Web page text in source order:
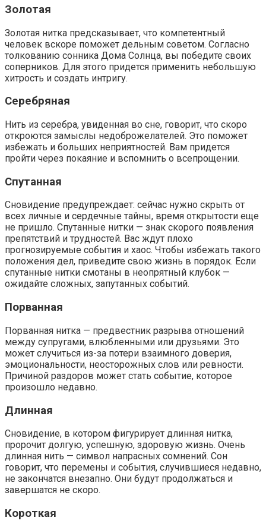
Золотая
Золотая нитка предсказывает, что компетентный
человек вскоре поможет дельным советом. Согласно
толкованию сонника Дома Солнца, вы победите своих
соперников. Для этого придется применить небольшую
хитрость и создать интригу.
Серебряная
Нить из серебра, увиденная во сне, говорит, что скоро
откроются замыслы недоброжелателей. Это поможет
избежать и больших неприятностей. Вам придется
пройти через покаяние и вспомнить о всепрощении.
Спутанная
Сновидение предупреждает: сейчас нужно скрыть от
всех личные и сердечные тайны, время открытости еще
не пришло. Спутанные нитки — знак скорого появления
препятствий и трудностей. Вас ждут плохо
прогнозируемые события и хаос. Чтобы избежать такого
положения дел, приведите свою жизнь в порядок. Если
спутанные нитки смотаны в неопрятный клубок —
ожидайте сложных, запутанных событий.
Порванная
Порванная нитка — предвестник разрыва отношений
между супругами, влюбленными или друзьями. Это
может случиться из-за потери взаимного доверия,
эмоциональности, неосторожных слов или ревности.
Причиной раздоров может стать событие, которое
произошло недавно.
Длинная
Сновидение, в котором фигурирует длинная нитка,
пророчит долгую, успешную, здоровую жизнь. Очень
длинная нить — символ напрасных сомнений. Сон
говорит, что перемены и события, случившиеся недавно,
не закончатся внезапно. Они будут продолжаться и
завершатся не скоро.
Короткая